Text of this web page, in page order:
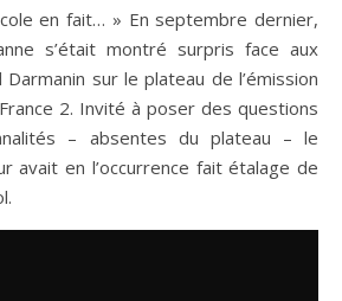
en fait… » En septembre dernier,
s’était montré surpris face aux
sur le plateau de l’émission
2. Invité à poser des questions
– absentes du plateau – le
avait en l’occurrence fait étalage de